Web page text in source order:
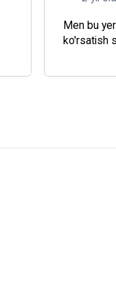
Men bu
ko'rsatish